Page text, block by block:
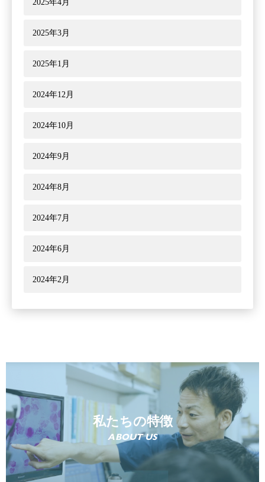
2025年4月
2025年3月
2025年1月
2024年12月
2024年10月
2024年9月
2024年8月
2024年7月
2024年6月
2024年2月
私たちの特徴
ABOUT US